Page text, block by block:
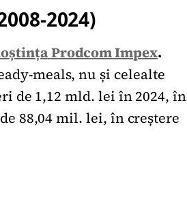
2024)
Prodcom Impex.
meals, nu și celealte
de 1,12 mld. lei în 2024, în
88,04 mil. lei, în creștere